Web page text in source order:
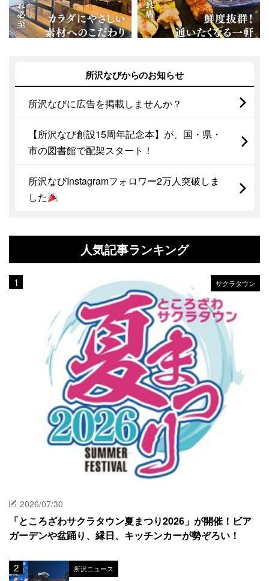
所沢なびからのお知らせ
所沢なびに広告を掲載しませんか？
【所沢なび創設15周年記念本】が、国・県・
市の図書館で配架スタート！
所沢なびInstagramフォロワー2万人突破しま
した
人気記事ランキング
サクラタウン
2026/07/30
「ところざわサクラタウン夏まつり2026」が開催！ビア
ガーデンや盆踊り、縁日、キッチンカーが勢ぞろい！
所沢ニュース